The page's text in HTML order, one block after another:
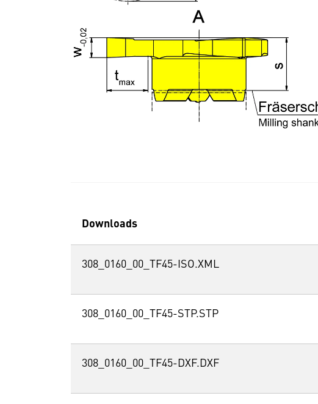
Downloads
308_0160_00_TF45-ISO.XML
308_0160_00_TF45-STP.STP
308_0160_00_TF45-DXF.DXF